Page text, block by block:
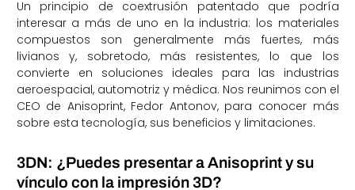
Un principio de coextrusión patentado que podría
interesar a más de uno en la industria: los materiales
compuestos son generalmente más fuertes, más
livianos y, sobretodo, más resistentes, lo que los
convierte en soluciones ideales para las industrias
aeroespacial, automotriz y médica. Nos reunimos con el
CEO de Anisoprint, Fedor Antonov, para conocer más
sobre esta tecnología, sus beneficios y limitaciones.
3DN: ¿Puedes presentar a Anisoprint y su
vínculo con la impresión 3D?